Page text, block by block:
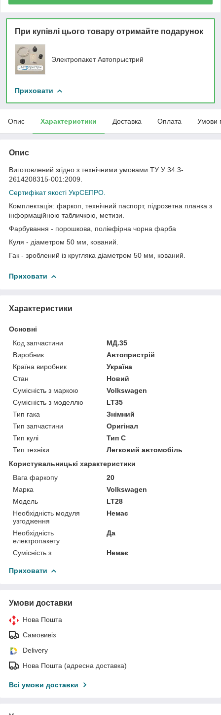
При купівлі цього товару отримайте подарунок
Электропакет Автопрыстрий
Приховати
Опис Характеристики Доставка Оплата Умови
Опис
Виготовлений згідно з технічними умовами ТУ У 34.3-
2614208315-001:2009.
Сертифікат якості УкрСЕПРО.
Комплектація: фаркоп, технічний паспорт, підрозетна планка з
інформаційною табличкою, метизи.
Фарбування - порошкова, поліефірна чорна фарба
Куля - діаметром 50 мм, кований.
Гак - зроблений із кругляка діаметром 50 мм, кований.
Приховати
Характеристики
Основні
Код запчастини
МД.35
Виробник
Автопристрій
Країна виробник
Україна
Стан
Новий
Сумісність з маркою
Volkswagen
Сумісність з моделлю
LT35
Тип гака
Знімний
Тип запчастини
Оригінал
Тип кулі
Тип C
Тип техніки
Легковий автомобіль
Користувальницькі характеристики
Вага фаркопу
20
Марка
Volkswagen
Мoдель
LT28
Необхідність модуля
узгодження
Немає
Необхідність
електропакету
Да
Сумісність з Немає
Приховати
Умови доставки
Нова Пошта
Самовивіз
Delivery
Нова Пошта (адресна доставка)
Всі умови доставки